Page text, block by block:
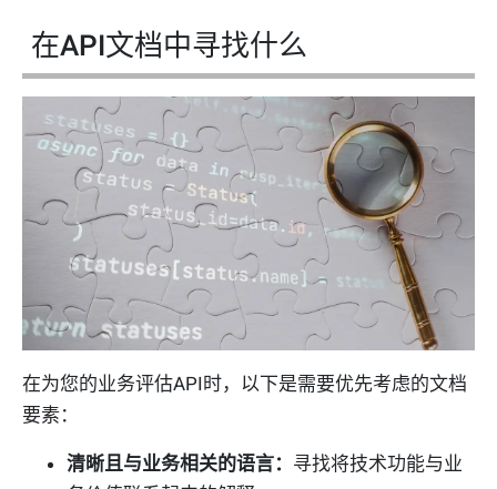
在API文档中寻找什么
在为您的业务评估API时，以下是需要优先考虑的文档
要素：
清晰且与业务相关的语言： 寻找将技术功能与业